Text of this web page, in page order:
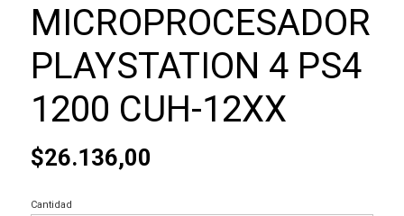
MICROPROCESADOR
PLAYSTATION 4 PS4
1200 CUH-12XX
$26.136,00
Cantidad